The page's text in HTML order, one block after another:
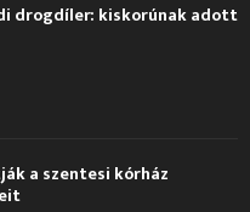
drogdíler: kiskorúnak adott
a szentesi kórház